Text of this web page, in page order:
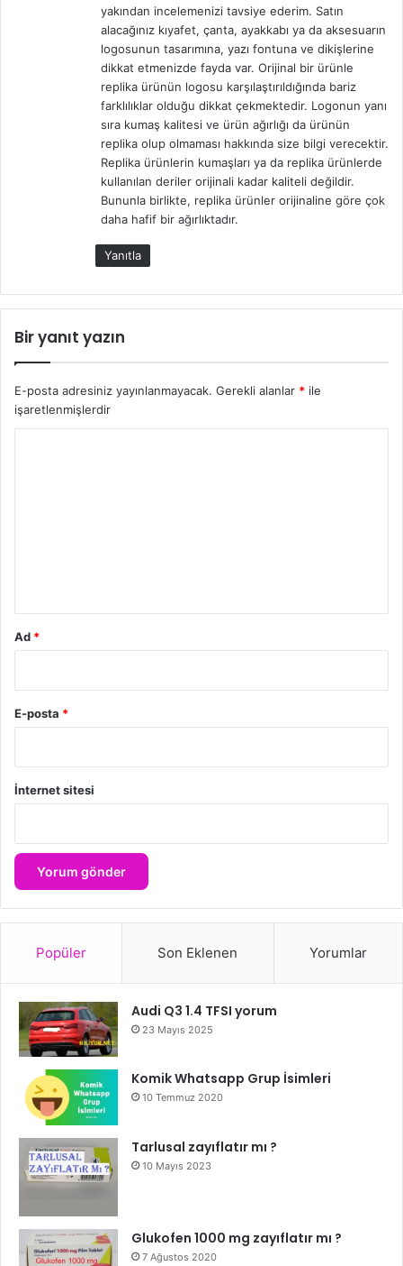
i
:
yakından incelemenizi tavsiye ederim. Satın
alacağınız kıyafet, çanta, ayakkabı ya da aksesuarın
logosunun tasarımına, yazı fontuna ve dikişlerine
dikkat etmenizde fayda var. Orijinal bir ürünle
replika ürünün logosu karşılaştırıldığında bariz
farklılıklar olduğu dikkat çekmektedir. Logonun yanı
sıra kumaş kalitesi ve ürün ağırlığı da ürünün
replika olup olmaması hakkında size bilgi verecektir.
Replika ürünlerin kumaşları ya da replika ürünlerde
kullanılan deriler orijinali kadar kaliteli değildir.
Bununla birlikte, replika ürünler orijinaline göre çok
daha hafif bir ağırlıktadır.
Yanıtla
Bir yanıt yazın
E-posta adresiniz yayınlanmayacak. Gerekli alanlar * ile
işaretlenmişlerdir
Ad *
E-posta *
İnternet sitesi
Popüler Son Eklenen Yorumlar
Audi Q3 1.4 TFSI yorum
23 Mayıs 2025
Komik Whatsapp Grup İsimleri
10 Temmuz 2020
Tarlusal zayıflatır mı ?
10 Mayıs 2023
Glukofen 1000 mg zayıflatır mı ?
7 Ağustos 2020